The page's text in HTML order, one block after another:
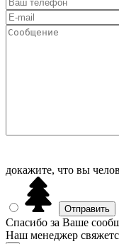
докажите, что вы
Спасибо за Ваше
Наш менеджер